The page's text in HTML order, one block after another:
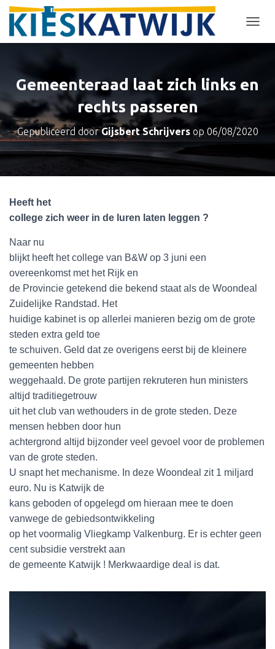
O
E
I
A
T
Gemeenteraad laat zich links en
rechts passeren
Gepubliceerd doorGijsbert Schrijversop 06/08/2020
Heeft het
college zich weer in de luren laten leggen ?
Naar nu
blijkt heeft het college van B&W op 3 juni een
overeenkomst met het Rijk en
de Provincie getekend die bekend staat als de Woondeal
Zuidelijke Randstad. Het
huidige kabinet is op allerlei manieren bezig om de grote
steden extra geld toe
te schuiven. Geld dat ze overigens eerst bij de kleinere
gemeenten hebben
weggehaald. De grote partijen rekruteren hun ministers
altijd traditiegetrouw
uit het club van wethouders in de grote steden. Deze
mensen hebben door hun
achtergrond altijd bijzonder veel gevoel voor de problemen
van de grote steden.
U snapt het mechanisme. In deze Woondeal zit 1 miljard
euro. Nu is Katwijk de
kans geboden of opgelegd om hieraan mee te doen
vanwege de gebiedsontwikkeling
op het voormalig Vliegkamp Valkenburg. Er is echter geen
cent subsidie verstrekt aan
de gemeente Katwijk ! Merkwaardige deal is dat.